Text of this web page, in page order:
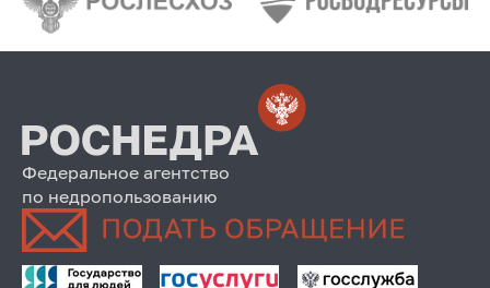
Федеральное агентство
по недропользованию